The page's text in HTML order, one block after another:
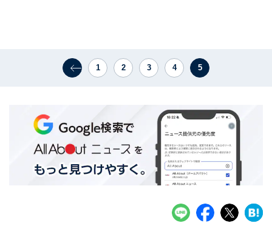
1 2 3 4 5